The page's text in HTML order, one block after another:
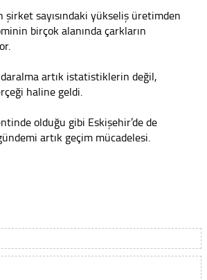
şirket sayısındaki yükseliş üretimden
birçok alanında çarkların
artık istatistiklerin değil,
haline geldi.
olduğu gibi Eskişehir’de de
artık geçim mücadelesi.